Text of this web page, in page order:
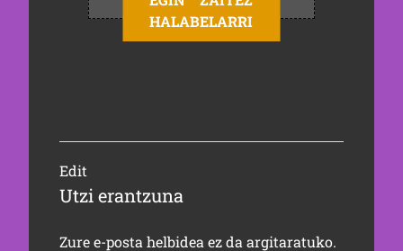
HALABELARRI
Edit
Utzi erantzuna
Zure e-posta helbidea ez da argitaratuko.